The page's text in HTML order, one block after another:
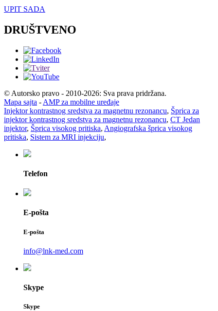
UPIT SADA
DRUŠTVENO
© Autorsko pravo - 2010-2026: Sva prava pridržana.
Mapa sajta - AMP za mobilne uređaje
Injektor kontrastnog sredstva za magnetnu rezonancu, Šprica za
injektor kontrastnog sredstva za magnetnu rezonancu, CT Jedan
injektor, Šprica visokog pritiska, Angiografska šprica visokog
pritiska, Sistem za MRI injekciju,
Telefon
E-pošta
E-pošta
info@lnk-med.com
Skype
Skype